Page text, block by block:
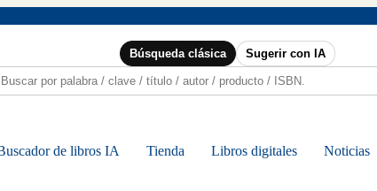
Búsqueda clásica Sugerir con IA
de libros IA Tienda Libros digitales Noticias